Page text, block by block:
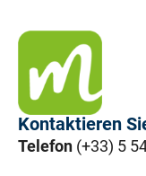
Kontaktieren
Telefon (+33) 5